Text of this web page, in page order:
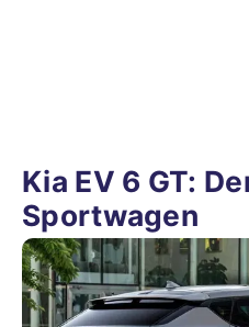
Kia EV 6 GT:
Sportwagen